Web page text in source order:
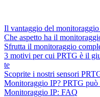
Il vantaggio del
Che aspetto ha il
Sfrutta il monitoraggio
3 motivi per cui PRTG è il
te
Scoprite i nostri sensori
Monitoraggio IP? PRTG può
Monitoraggio IP: FAQ